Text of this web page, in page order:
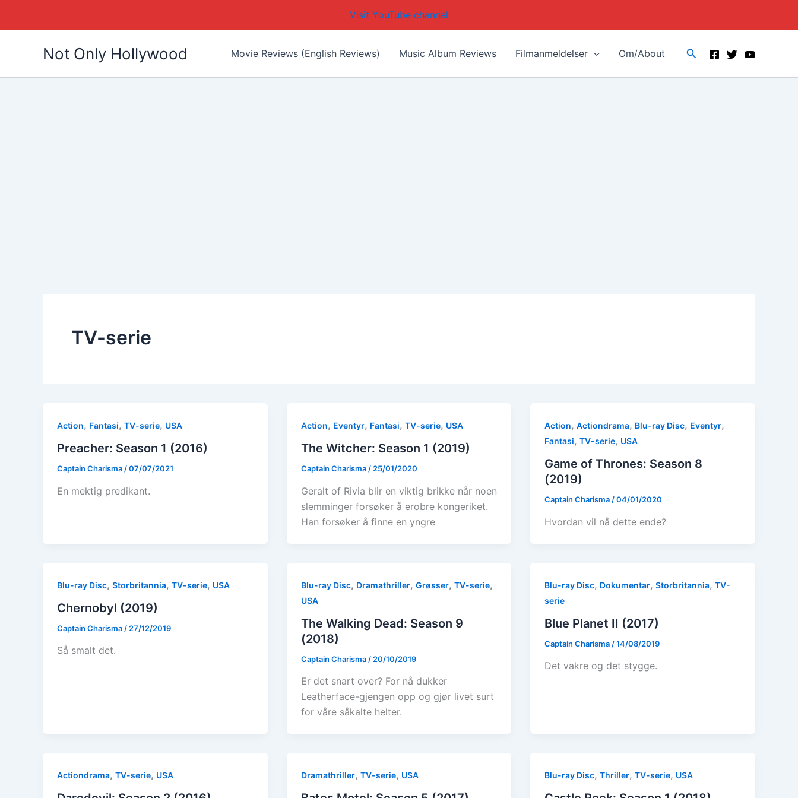
Visit YouTube channel
Not Only Hollywood Movie Reviews (English Reviews) Music Album Reviews Filmanmeldelser Om/About Search
TV-serie
Action, Fantasi, TV-serie, USA
Preacher: Season 1 (2016)
Captain Charisma /07/07/2021
En mektig predikant.
Action, Eventyr, Fantasi, TV-serie, USA
The Witcher: Season 1 (2019)
Captain Charisma / 25/01/2020
Geralt of Rivia blir en viktig brikke når noen
slemminger forsøker å erobre kongeriket.
Han forsøker å finne en yngre
Action,Actiondrama, Blu-ray Disc, Eventyr,
Fantasi,TV-serie, USA
Game of Thrones: Season 8
(2019)
Captain Charisma /04/01/2020
Hvordan vil nå dette ende?
Blu-ray Disc, Storbritannia, TV-serie, USA
Chernobyl (2019)
Captain Charisma / 27/12/2019
Så smalt det.
Blu-ray Disc, Dramathriller, Grøsser, TV-serie,
USA
The Walking Dead: Season 9
(2018)
Captain Charisma / 20/10/2019
Er det snart over? For nå dukker
Leatherface-gjengen opp og gjør livet surt
for våre såkalte helter.
Blu-ray Disc, Dokumentar,Storbritannia,TV-
serie
Blue Planet II (2017)
Captain Charisma /14/08/2019
Det vakre og det stygge.
Actiondrama, TV-serie, USA Dramathriller, TV-serie, USA Blu-ray Disc,Thriller,TV-serie, USA